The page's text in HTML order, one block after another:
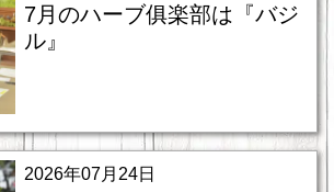
7月のハーブ俱楽部は『バジ
ル』
2026年07月24日